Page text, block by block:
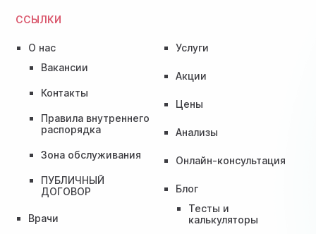
ССЫЛКИ
О нас
Вакансии
Контакты
Правила внутреннего
распорядка
Зона обслуживания
ПУБЛИЧНЫЙ
ДОГОВОР
Врачи
Услуги
Акции
Цены
Анализы
Онлайн-консультация
Блог
Тесты и
калькуляторы